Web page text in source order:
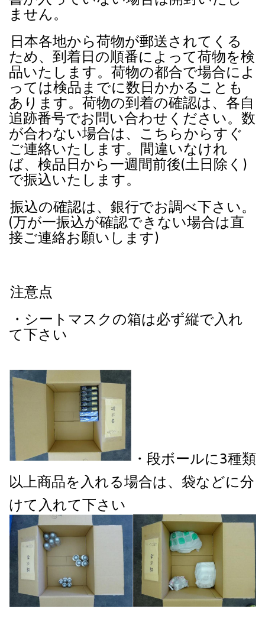
ません。
日本各地から荷物が郵送されてくる
ため、到着日の順番によって荷物を検
品いたします。荷物の都合で場合によ
っては検品までに数日かかることも
あります。荷物の到着の確認は、各自
追跡番号でお問い合わせください。数
が合わない場合は、こちらからすぐ
ご連絡いたします。間違いなけれ
ば、検品日から一週間前後(土日除く)
で振込いたします。
振込の確認は、銀行でお調べ下さい。
(万が一振込が確認できない場合は直
接ご連絡お願いします)
注意点
・シートマスクの箱は必ず縦で入れ
て下さい
・段ボールに3種類
以上商品を入れる場合は、袋などに分
けて入れて下さい